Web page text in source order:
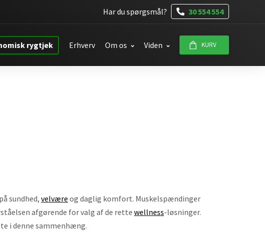
Har du spørgsmål? 30 554 554
rygtjek Erhverv Om os Viden KURV
sundhed, velvære og daglig komfort. Muskelspændinger
afgørende for valg af de rette wellness-løsninger.
i denne sammenhæng.